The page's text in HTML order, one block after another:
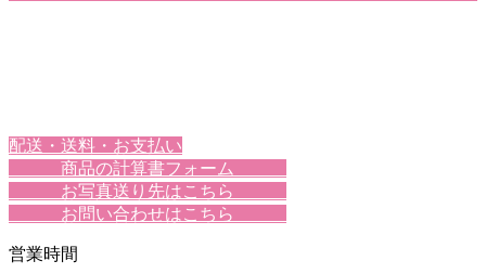
配送・送料・お支払い
商品の計算書フォーム
お写真送り先はこちら
お問い合わせはこちら
営業時間